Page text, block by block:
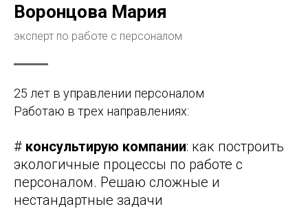
Воронцова Мария
эксперт по работе с персоналом
25 лет в управлении персоналом
Работаю в трех направлениях:
# консультирую компании: как построить
экологичные процессы по работе с
персоналом. Решаю сложные и
нестандартные задачи